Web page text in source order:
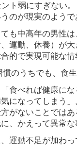
ト弱にすぎない
のが現実のよう
も中高年の男性は
、運動、休養）が
的で実現可能な
のうちでも、食
食べれば健康にな
になってしまう
方がないことでは
、かえって異常
運動不足が加わっ